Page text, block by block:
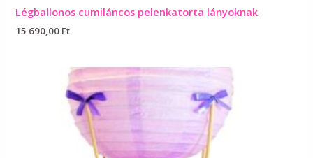
Légballonos cumiláncos pelenkatorta lányoknak
15 690,00 Ft